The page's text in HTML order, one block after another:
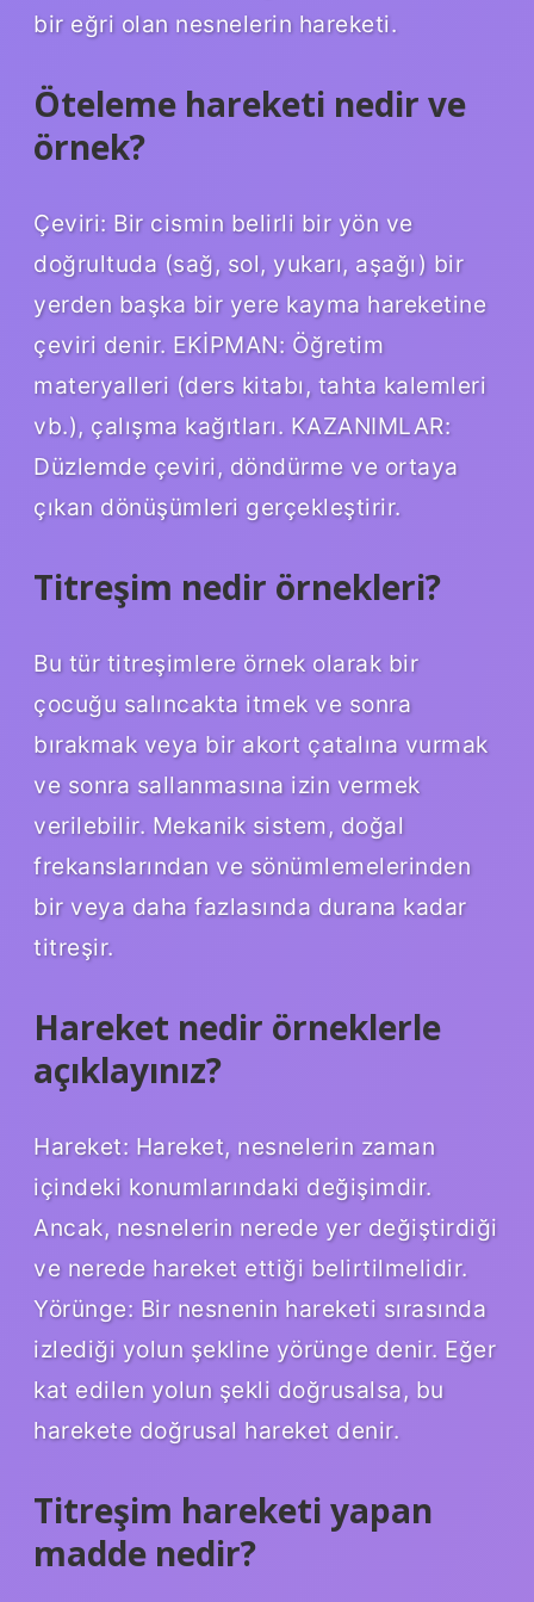
bir eğri olan nesnelerin hareketi.
Öteleme hareketi nedir ve
örnek?
Çeviri: Bir cismin belirli bir yön ve
doğrultuda (sağ, sol, yukarı, aşağı) bir
yerden başka bir yere kayma hareketine
çeviri denir. EKİPMAN: Öğretim
materyalleri (ders kitabı, tahta kalemleri
vb.), çalışma kağıtları. KAZANIMLAR:
Düzlemde çeviri, döndürme ve ortaya
çıkan dönüşümleri gerçekleştirir.
Titreşim nedir örnekleri?
Bu tür titreşimlere örnek olarak bir
çocuğu salıncakta itmek ve sonra
bırakmak veya bir akort çatalına vurmak
ve sonra sallanmasına izin vermek
verilebilir. Mekanik sistem, doğal
frekanslarından ve sönümlemelerinden
bir veya daha fazlasında durana kadar
titreşir.
Hareket nedir örneklerle
açıklayınız?
Hareket: Hareket, nesnelerin zaman
içindeki konumlarındaki değişimdir.
Ancak, nesnelerin nerede yer değiştirdiği
ve nerede hareket ettiği belirtilmelidir.
Yörünge: Bir nesnenin hareketi sırasında
izlediği yolun şekline yörünge denir. Eğer
kat edilen yolun şekli doğrusalsa, bu
harekete doğrusal hareket denir.
Titreşim hareketi yapan
madde nedir?